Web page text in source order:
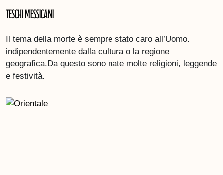
Teschi messicani
Il tema della morte è sempre stato caro all’Uomo.
indipendentemente dalla cultura o la regione
geografica.Da questo sono nate molte religioni, leggende
e festività.